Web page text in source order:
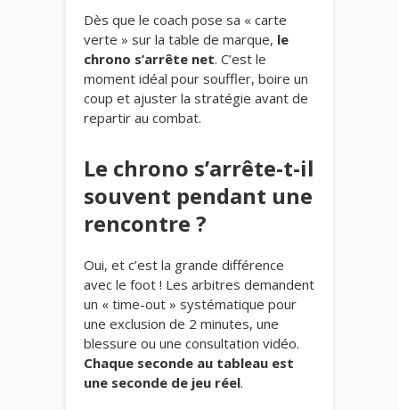
Dès que le coach pose sa « carte
verte » sur la table de marque, le
chrono s’arrête net. C’est le
moment idéal pour souffler, boire un
coup et ajuster la stratégie avant de
repartir au combat.
Le chrono s’arrête-t-il
souvent pendant une
rencontre ?
Oui, et c’est la grande différence
avec le foot ! Les arbitres demandent
un « time-out » systématique pour
une exclusion de 2 minutes, une
blessure ou une consultation vidéo.
Chaque seconde au tableau est
une seconde de jeu réel.